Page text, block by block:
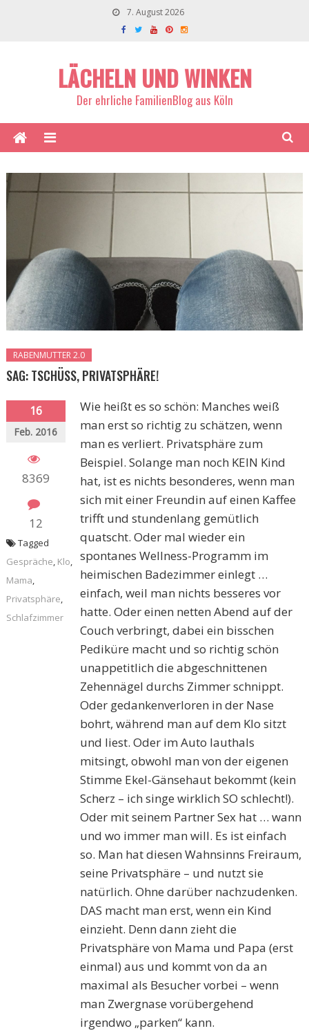
7. August 2026
LÄCHELN UND WINKEN
Der ehrliche FamilienBlog aus Köln
RABENMUTTER 2.0
SAG: TSCHÜSS, PRIVATSPHÄRE!
16
Feb. 2016
8369
12
Wie heißt es so schön: Manches weiß
man erst so richtig zu schätzen, wenn
man es verliert. Privatsphäre zum
Beispiel. Solange man noch KEIN Kind
hat, ist es nichts besonderes, wenn man
sich mit einer Freundin auf einen Kaffee
trifft und stundenlang gemütlich
quatscht. Oder mal wieder ein
spontanes Wellness-Programm im
heimischen Badezimmer einlegt …
einfach, weil man nichts besseres vor
hatte. Oder einen netten Abend auf der
Couch verbringt, dabei ein bisschen
Pediküre macht und so richtig schön
unappetitlich die abgeschnittenen
Zehennägel durchs Zimmer schnippt.
Oder gedankenverloren in der Nase
bohrt, während man auf dem Klo sitzt
und liest. Oder im Auto lauthals
mitsingt, obwohl man von der eigenen
Stimme Ekel-Gänsehaut bekommt (kein
Scherz – ich singe wirklich SO schlecht!).
Oder mit seinem Partner Sex hat … wann
und wo immer man will. Es ist einfach
so. Man hat diesen Wahnsinns Freiraum,
seine Privatsphäre – und nutzt sie
natürlich. Ohne darüber nachzudenken.
DAS macht man erst, wenn ein Kind
einzieht. Denn dann zieht die
Privatsphäre von Mama und Papa (erst
einmal) aus und kommt von da an
maximal als Besucher vorbei – wenn
man Zwergnase vorübergehend
irgendwo „parken“ kann.
Tagged
Gespräche, Klo,
Mama,
Privatsphäre,
Schlafzimmer